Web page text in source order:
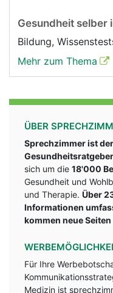
Gesundheit selber
Bildung,
Mehr zum Thema
ÜBER
Sprechzimmer ist
sich um die 18'000
Gesundheit und
und Therapie. Über
Informationen
kommen neue Seiten
Für Ihre
Medizin ist